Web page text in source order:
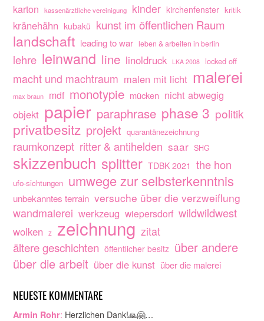
karton kassenärztliche vereinigung kinder kirchenfenster kritik
kränehähn kubakü kunst im öffentlichen Raum
landschaft leading to war leben & arbeiten in berlin
lehre leinwand line linoldruck LKA 2008 locked off
macht und machtraum malen mit licht malerei
max braun mdf monotypie mücken nicht abwegig
objekt papier paraphrase phase 3 politik
privatbesitz projekt quarantänezeichnung
raumkonzept ritter & antihelden saar SHG
skizzenbuch splitter TDBK 2021 the hon
ufo-sichtungen umwege zur selbsterkenntnis
unbekanntes terrain versuche über die verzweiflung
wandmalerei werkzeug wiepersdorf wildwildwest
wolken z zeichnung zitat
ältere geschichten öffentlicher besitz über andere
über die arbeit über die kunst über die malerei
NEUESTE KOMMENTARE
Armin Rohr: Herzlichen Dank!🙏🤗…